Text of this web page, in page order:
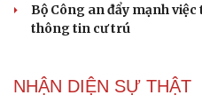
Bộ Công an đẩy mạnh
thông tin cư trú
NHẬN DIỆN SỰ THẬT